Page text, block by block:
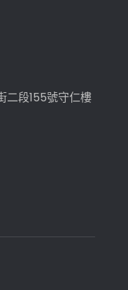
二段155號守仁樓